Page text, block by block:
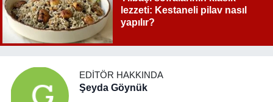
lezzeti: Kestaneli pilav nasıl
yapılır?
EDITÖR HAKKINDA
Şeyda Göynük